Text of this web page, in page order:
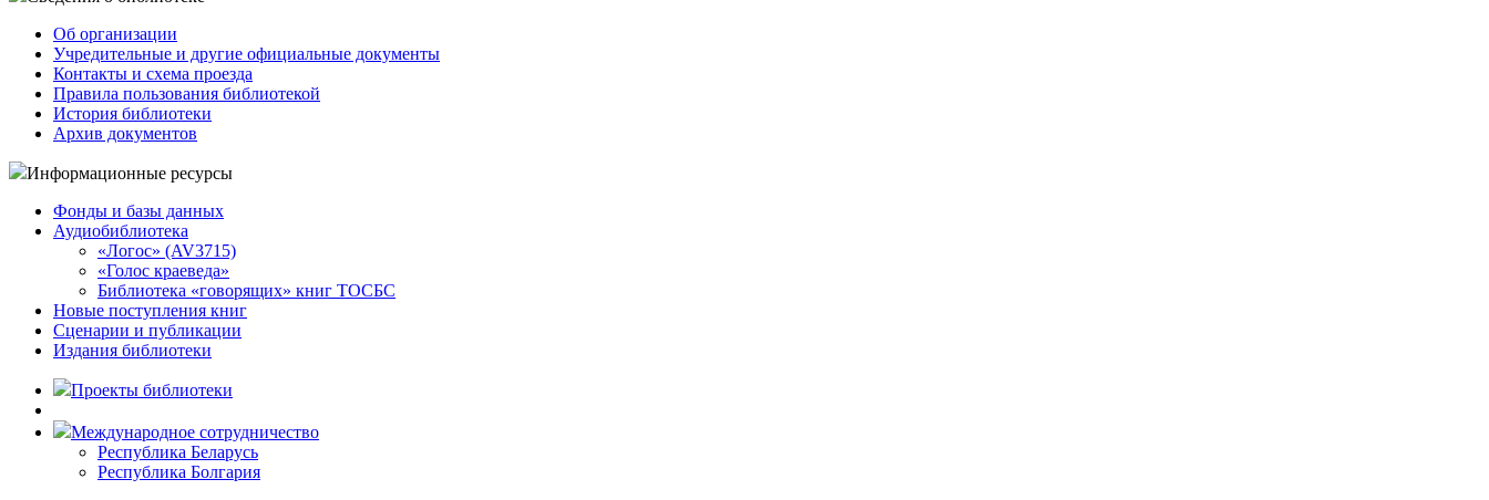
Об организации
Учредительные и другие официальные документы
Контакты и схема проезда
Правила пользования библиотекой
История библиотеки
Архив документов
Информационные ресурсы
Фонды и базы данных
Аудиобиблиотека
«Логос» (AV3715)
«Голос краеведа»
Библиотека «говорящих» книг ТОСБС
Новые поступления книг
Сценарии и публикации
Издания библиотеки
Проекты библиотеки
Международное сотрудничество
Республика Беларусь
Республика Болгария